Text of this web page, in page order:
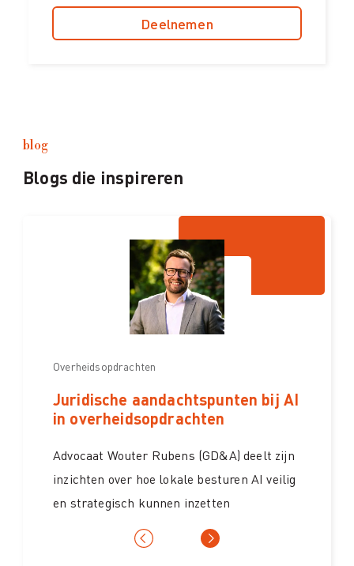
Deelnemen
blog
Blogs die inspireren
Overheidsopdrachten
Juridische aandachtspunten bij AI
in overheidsopdrachten
Advocaat Wouter Rubens (GD&A) deelt zijn
inzichten over hoe lokale besturen AI veilig
en strategisch kunnen inzetten
Overheidsopdrachten
AI in overheidsopdrachten: een
kans met verantwoordelijkheid
Studiedag AI in overheidsopdrachten: een
must-see voor aankopers